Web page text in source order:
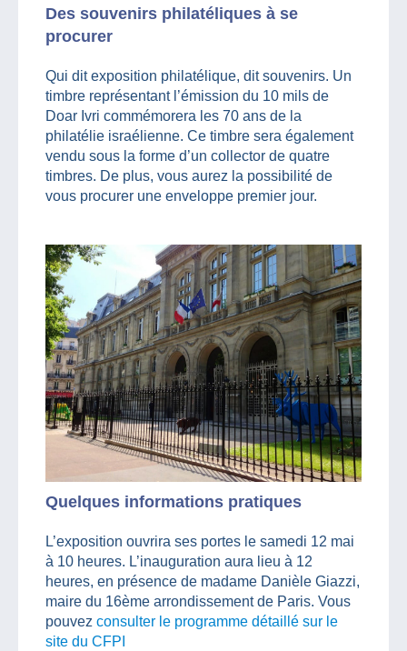
Des souvenirs philatéliques à se
procurer
Qui dit exposition philatélique, dit souvenirs. Un
timbre représentant l’émission du 10 mils de
Doar Ivri commémorera les 70 ans de la
philatélie israélienne. Ce timbre sera également
vendu sous la forme d’un collector de quatre
timbres. De plus, vous aurez la possibilité de
vous procurer une enveloppe premier jour.
Quelques informations pratiques
L’exposition ouvrira ses portes le samedi 12 mai
à 10 heures. L’inauguration aura lieu à 12
heures, en présence de madame Danièle Giazzi,
maire du 16ème arrondissement de Paris. Vous
pouvez consulter le programme détaillé sur le
site du CFPI